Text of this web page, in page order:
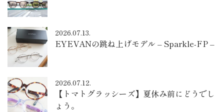
2026.07.13.
EYEVANの跳ね上げモデル – Sparkle-FP –
2026.07.12.
【トマトグラッシーズ】夏休み前にどうでし
ょう。